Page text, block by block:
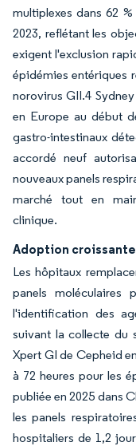
multiplexes dans 62
2023, reflétant les
exigent l'exclusion
épidémies entériques
norovirus GII.4
en Europe au début
gastro-intestinaux
accordé neuf
nouveaux panels
marché tout en
clinique.
Adoption
Les hôpitaux
panels moléculaires
l'identification des
suivant la collecte du
Xpert GI de Cepheid
à 72 heures pour les
publiée en 2025 dans
les panels
hospitaliers de 1,2